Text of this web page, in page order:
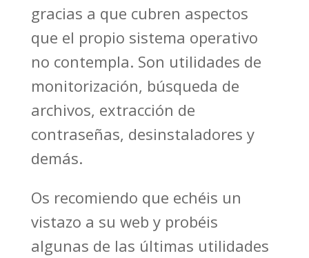
gracias a que cubren aspectos
que el propio sistema operativo
no contempla. Son utilidades de
monitorización, búsqueda de
archivos, extracción de
contraseñas, desinstaladores y
demás.
Os recomiendo que echéis un
vistazo a su web y probéis
algunas de las últimas utilidades